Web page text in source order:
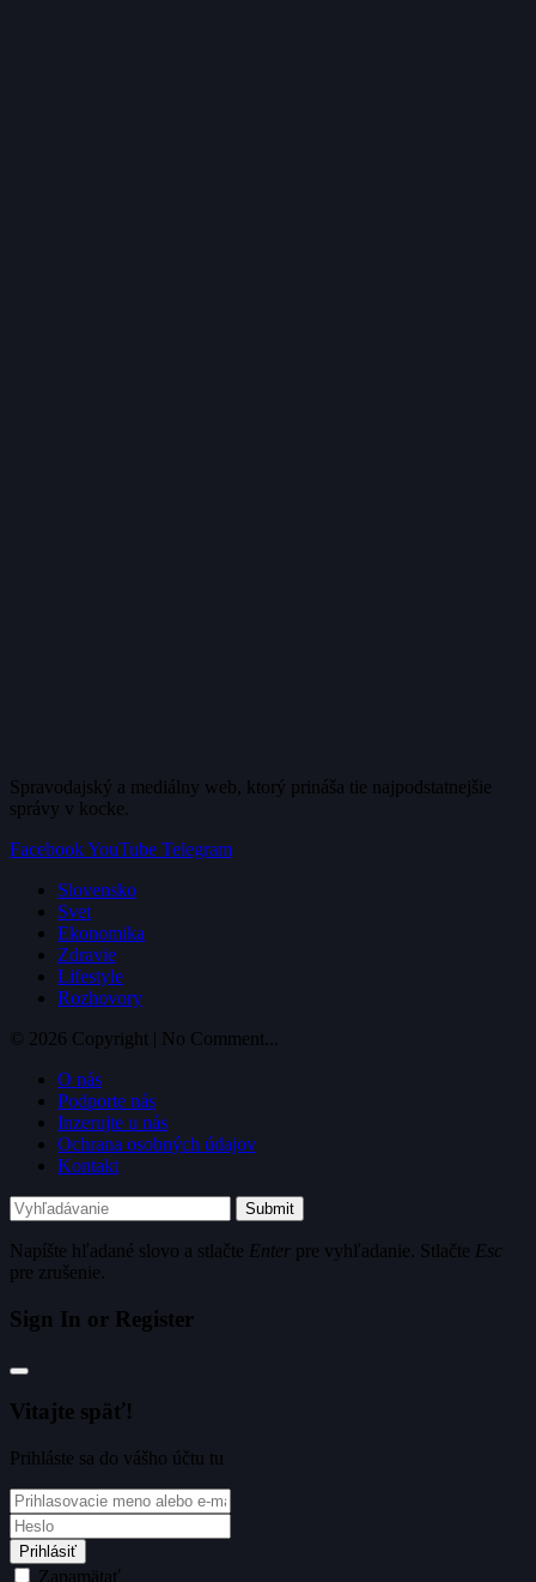
Spravodajský a mediálny web, ktorý prináša tie najpodstatnejšie
správy v kocke.
FacebookYouTube Telegram
Slovensko
Svet
Ekonomika
Zdravie
Lifestyle
Rozhovory
© 2026 Copyright | No Comment...
O nás
Podporte nás
Inzerujte u nás
Ochrana osobných údajov
Kontakt
Submit
Napíšte hľadané slovo a stlačte Enter pre vyhľadanie. Stlačte Esc
pre zrušenie.
Sign In or Register
Vitajte späť!
Prihláste sa do vášho účtu tu
Prihlásiť
Zapamätať